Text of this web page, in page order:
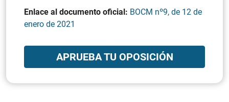
Enlace al documento oficial: BOCM nº9, de 12 de
enero de 2021
APRUEBA TU OPOSICIÓN